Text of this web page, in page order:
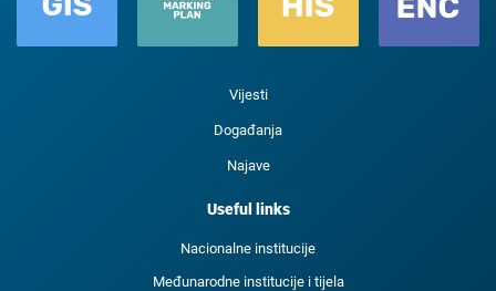
Vijesti
Događanja
Najave
Useful links
Nacionalne institucije
Međunarodne institucije i tijela